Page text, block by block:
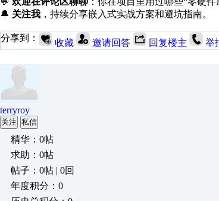
🔔 关注我 ，持续分享嵌入式实战方案和避坑指南。
分享到： 收藏 邀请回答 回复楼主 举
terryroy
关注 私信
精华：0帖
求助：0帖
帖子：0帖 | 0回
年度积分：0